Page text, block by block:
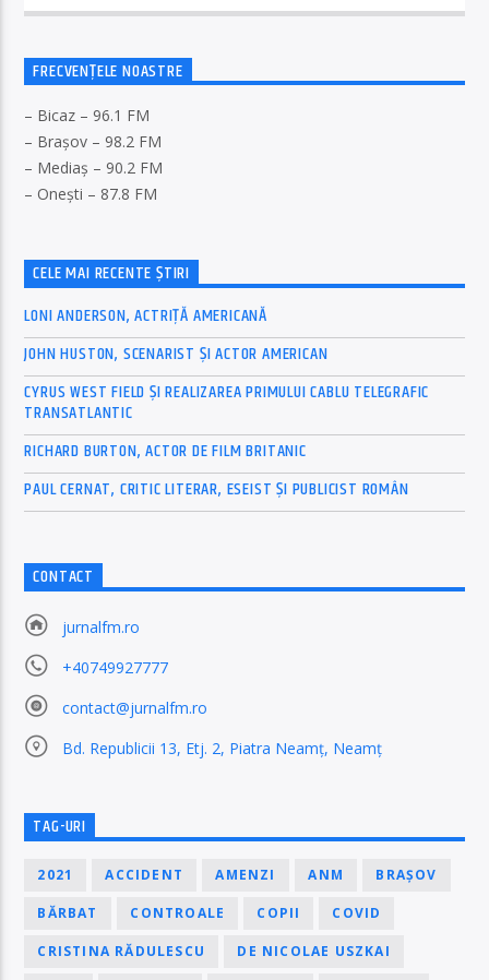
FRECVENȚELE NOASTRE
– Bicaz – 96.1 FM
– Brașov – 98.2 FM
– Mediaș – 90.2 FM
– Onești – 87.8 FM
CELE MAI RECENTE ȘTIRI
LONI ANDERSON, ACTRIȚĂ AMERICANĂ
JOHN HUSTON, SCENARIST ȘI ACTOR AMERICAN
CYRUS WEST FIELD ȘI REALIZAREA PRIMULUI CABLU TELEGRAFIC
TRANSATLANTIC
RICHARD BURTON, ACTOR DE FILM BRITANIC
PAUL CERNAT, CRITIC LITERAR, ESEIST ȘI PUBLICIST ROMÂN
CONTACT
jurnalfm.ro
+40749927777
contact@jurnalfm.ro
Bd. Republicii 13, Etj. 2, Piatra Neamț, Neamț
TAG-URI
2021 ACCIDENT AMENZI ANM BRAȘOV
BĂRBAT CONTROALE COPII COVID
CRISTINA RĂDULESCU DE NICOLAE USZKAI